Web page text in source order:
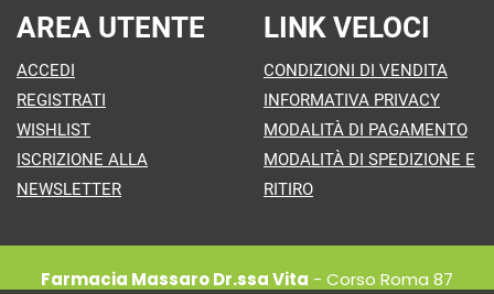
AREA UTENTE
ACCEDI
REGISTRATI
WISHLIST
ISCRIZIONE ALLA
NEWSLETTER
LINK VELOCI
CONDIZIONI DI VENDITA
INFORMATIVA PRIVACY
MODALITÀ DI PAGAMENTO
MODALITÀ DI SPEDIZIONE E
RITIRO
Farmacia Massaro Dr.ssa Vita - Corso Roma 87